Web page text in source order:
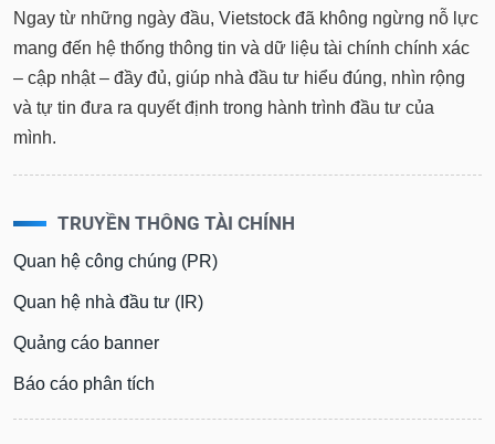
Ngay từ những ngày đầu, Vietstock đã không ngừng nỗ lực
mang đến hệ thống thông tin và dữ liệu tài chính chính xác
– cập nhật – đầy đủ, giúp nhà đầu tư hiểu đúng, nhìn rộng
và tự tin đưa ra quyết định trong hành trình đầu tư của
mình.
TRUYỀN THÔNG TÀI CHÍNH
Quan hệ công chúng (PR)
Quan hệ nhà đầu tư (IR)
Quảng cáo banner
Báo cáo phân tích